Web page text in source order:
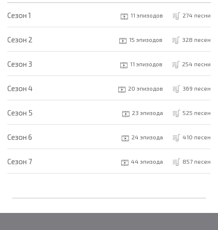
Cезон 1 11 эпизодов 274 песни
Cезон 2 15 эпизодов 328 песен
Cезон 3 11 эпизодов 254 песни
Cезон 4 20 эпизодов 369 песен
Cезон 5 23 эпизода 525 песен
Cезон 6 24 эпизода 410 песен
Cезон 7 44 эпизода 857 песен